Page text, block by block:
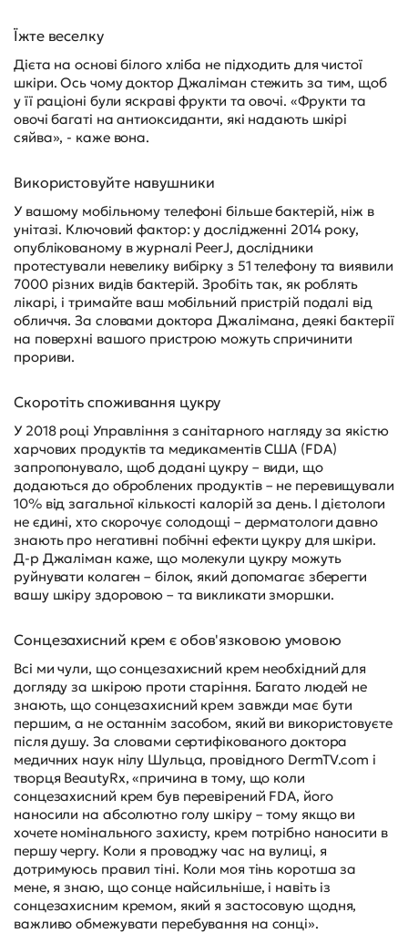
Їжте веселку
Дієта на основі білого хліба не підходить для чистої
шкіри. Ось чому доктор Джаліман стежить за тим, щоб
у її раціоні були яскраві фрукти та овочі. «Фрукти та
овочі багаті на антиоксиданти, які надають шкірі
сяйва», - каже вона.
Використовуйте навушники
У вашому мобільному телефоні більше бактерій, ніж в
унітазі. Ключовий фактор: у дослідженні 2014 року,
опублікованому в журналі PeerJ, дослідники
протестували невелику вибірку з 51 телефону та виявили
7000 різних видів бактерій. Зробіть так, як роблять
лікарі, і тримайте ваш мобільний пристрій подалі від
обличчя. За словами доктора Джалімана, деякі бактерії
на поверхні вашого пристрою можуть спричинити
прориви.
Скоротіть споживання цукру
У 2018 році Управління з санітарного нагляду за якістю
харчових продуктів та медикаментів США (FDA)
запропонувало, щоб додані цукру – види, що
додаються до оброблених продуктів – не перевищували
10% від загальної кількості калорій за день. І дієтологи
не єдині, хто скорочує солодощі – дерматологи давно
знають про негативні побічні ефекти цукру для шкіри.
Д-р Джаліман каже, що молекули цукру можуть
руйнувати колаген – білок, який допомагає зберегти
вашу шкіру здоровою – та викликати зморшки.
Сонцезахисний крем є обов'язковою умовою
Всі ми чули, що сонцезахисний крем необхідний для
догляду за шкірою проти старіння. Багато людей не
знають, що сонцезахисний крем завжди має бути
першим, а не останнім засобом, який ви використовуєте
після душу. За словами сертифікованого доктора
медичних наук нілу Шульца, провідного DermTV.com і
творця BeautyRx, «причина в тому, що коли
сонцезахисний крем був перевірений FDA, його
наносили на абсолютно голу шкіру – тому якщо ви
хочете номінального захисту, крем потрібно наносити в
першу чергу. Коли я проводжу час на вулиці, я
дотримуюсь правил тіні. Коли моя тінь коротша за
мене, я знаю, що сонце найсильніше, і навіть із
сонцезахисним кремом, який я застосовую щодня,
важливо обмежувати перебування на сонці».